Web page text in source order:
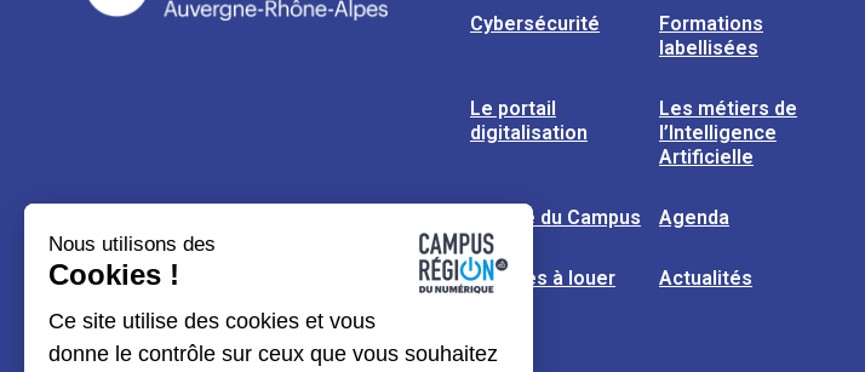
Cybersécurité
Formations
labellisées
Le portail
digitalisation
Les métiers de
l’Intelligence
Artificielle
L’usine du Campus Agenda
Espaces à louer Actualités
Nous utilisons des
Cookies !
Ce site utilise des cookies et vous
donne le contrôle sur ceux que vous souhaitez